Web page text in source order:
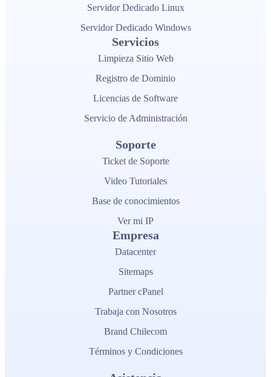
Servidor Dedicado Linux
Servidor Dedicado Windows
Servicios
Limpieza Sitio Web
Registro de Dominio
Licencias de Software
Servicio de Administración
Soporte
Ticket de Soporte
Video Tutoriales
Base de conocimientos
Ver mi IP
Empresa
Datacenter
Sitemaps
Partner cPanel
Trabaja con Nosotros
Brand Chilecom
Términos y Condiciones